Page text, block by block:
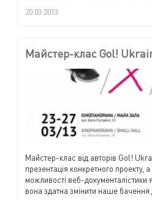
20.03.2013
Майстер-клас Gol!
Майстер-клас від авторів Gol!
презентація конкретного проекту,
можливості веб-документалістики
вона здатна змінити наше бачення